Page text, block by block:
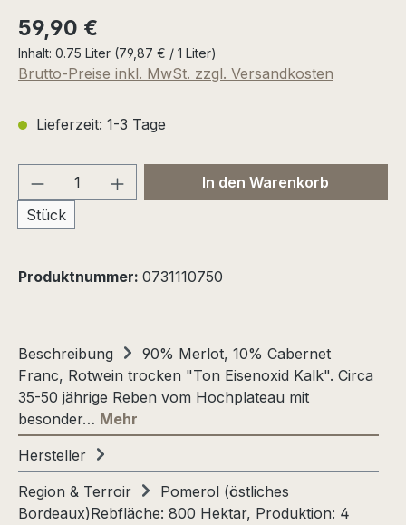
Regulärer Preis:
59,90 €
Inhalt: 0.75 Liter (79,87 € / 1 Liter)
Brutto-Preise inkl. MwSt. zzgl. Versandkosten
Lieferzeit: 1-3 Tage
Produkt Anzahl: Gib den
Stück
In den Warenkorb
Produktnummer: 0731110750
Beschreibung
90% Merlot, 10% Cabernet
Franc, Rotwein trocken "Ton Eisenoxid Kalk". Circa
35-50 jährige Reben vom Hochplateau mit
besonder… Mehr
Hersteller
Region & Terroir
Pomerol (östliches
Bordeaux)Rebfläche: 800 Hektar, Produktion: 4